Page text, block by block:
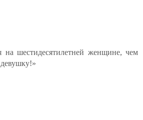
шестидесятилетней женщине, чем